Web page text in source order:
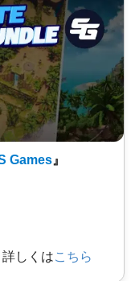
Games 』
しくはこちら